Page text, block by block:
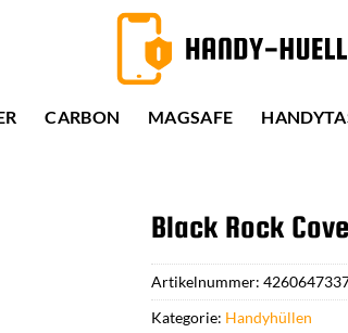
CARBON MAGSAFE
Black Rock
Artikelnummer:
Kategorie: Handyhüllen